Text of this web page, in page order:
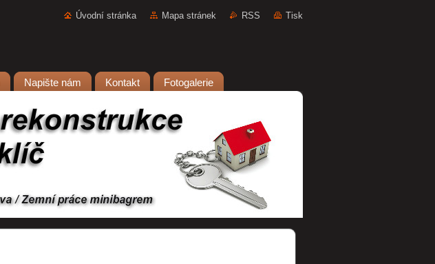
Úvodní stránka Mapa stránek RSS Tisk
Napište nám Kontakt Fotogalerie